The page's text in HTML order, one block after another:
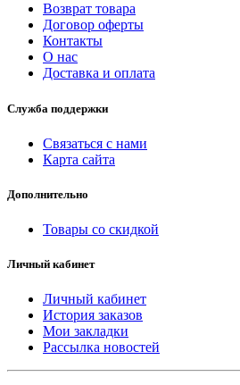
Возврат товара
Договор оферты
Контакты
О нас
Доставка и оплата
Служба поддержки
Связаться с нами
Карта сайта
Дополнительно
Товары со скидкой
Личный кабинет
Личный кабинет
История заказов
Мои закладки
Рассылка новостей